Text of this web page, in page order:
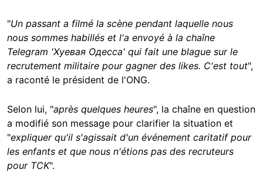
"Un passant a filmé la scène pendant laquelle nous
nous sommes habillés et l'a envoyé à la chaîne
Telegram 'Хуевая Одесса' qui fait une blague sur le
recrutement militaire pour gagner des likes. C'est tout",
a raconté le président de l'ONG.
Selon lui, "après quelques heures", la chaîne en question
a modifié son message pour clarifier la situation et
"expliquer qu'il s'agissait d'un événement caritatif pour
les enfants et que nous n'étions pas des recruteurs
pour TCK".